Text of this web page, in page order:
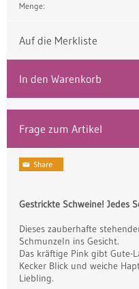
Menge:
Auf die Merkliste
In den Warenkorb
Frage zum Artikel
Gestrickte Schweine! Jedes
Dieses zauberhafte
Schmunzeln ins Gesicht.
Das kräftige Pink gibt Gute-
Kecker Blick und weiche
Liebling.